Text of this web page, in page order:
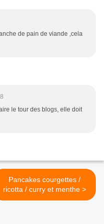
de pain de viande ,cela
le tour des blogs, elle doit
Pancakes courgettes /
ricotta / curry et menthe >